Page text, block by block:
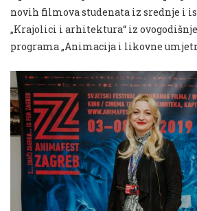
novih filmova studenata iz srednje i
„Krajolici i arhitektura“ iz
programa „Animacija i likovne